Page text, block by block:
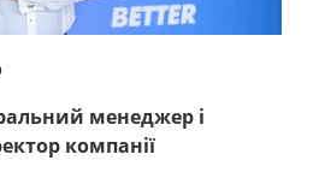
менеджер і
компанії